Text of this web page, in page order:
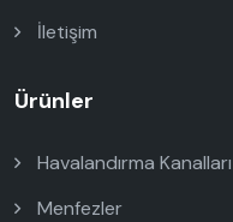
İletişim
Ürünler
Havalandırma Kanalları
Menfezler